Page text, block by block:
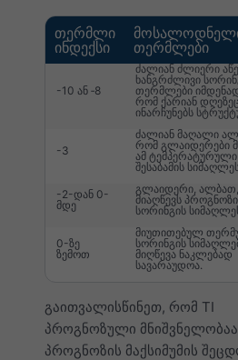
თერმლი
ინდექსი
თერმლები
-10 ან ‑8
ძალიან ძლიერი
ხანგრძლივი
თერმლები
რომ ქარიან
ინარჩუნებს
-3
ძალიან მაღალი
რომ გლაიდერები
ამ ტემპერატურული
შესაბამის
-2-დან 0-
მდე
გლაიდერი,
მიაღწევს
სორინგის
0-ზე
ზემოთ
მიუთითებულ
სორინგის
მიღწევა ნაკლებად
სავარაუდოა.
გაითვალისწინეთ, რომ TI
პროგნოზული
პროგნოზის მაქსიმუმის